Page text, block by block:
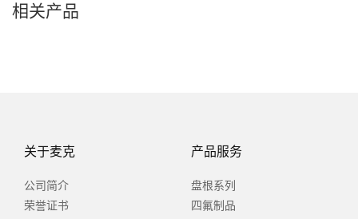
相关产品
关于麦克
公司简介
荣誉证书
产品服务
盘根系列
四氟制品